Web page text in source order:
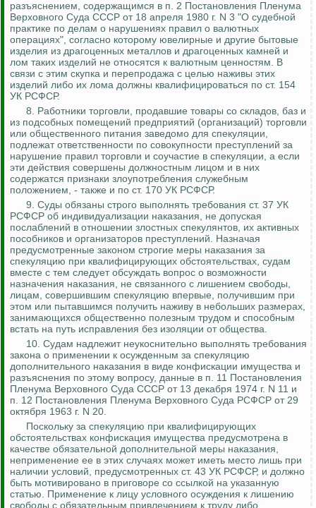
разъяснением, содержащимся в п. 2 Постановления Пленума
Верховного Суда СССР от 18 апреля 1980 г. N 3 "О судебной
практике по делам о нарушениях правил о валютных
операциях", согласно которому ювелирные и другие бытовые
изделия из драгоценных металлов и драгоценных камней и
лом таких изделий не относятся к валютным ценностям. В
связи с этим скупка и перепродажа с целью наживы этих
изделий либо их лома должны квалифицироваться по ст. 154
УК РСФСР.
8. Работники торговли, продавшие товары со складов, баз и
из подсобных помещений предприятий (организаций) торговли
или общественного питания заведомо для спекуляции,
подлежат ответственности по совокупности преступлений за
нарушение правил торговли и соучастие в спекуляции, а если
эти действия совершены должностным лицом и в них
содержатся признаки злоупотребления служебным
положением, - также и по ст. 170 УК РСФСР.
9. Суды обязаны строго выполнять требования ст. 37 УК
РСФСР об индивидуализации наказания, не допуская
послаблений в отношении злостных спекулянтов, их активных
пособников и организаторов преступлений. Назначая
предусмотренные законом строгие меры наказания за
спекуляцию при квалифицирующих обстоятельствах, судам
вместе с тем следует обсуждать вопрос о возможности
назначения наказания, не связанного с лишением свободы,
лицам, совершившим спекуляцию впервые, получившим при
этом или пытавшимся получить наживу в небольших размерах,
занимающихся общественно полезным трудом и способным
встать на путь исправления без изоляции от общества.
10. Судам надлежит неукоснительно выполнять требования
закона о применении к осужденным за спекуляцию
дополнительного наказания в виде конфискации имущества и
разъяснения по этому вопросу, данные в п. 11 Постановления
Пленума Верховного Суда СССР от 13 декабря 1974 г. N 11 и
п. 12 Постановления Пленума Верховного Суда РСФСР от 29
октября 1963 г. N 20.
Поскольку за спекуляцию при квалифицирующих
обстоятельствах конфискация имущества предусмотрена в
качестве обязательной дополнительной меры наказания,
неприменение ее в этих случаях может иметь место лишь при
наличии условий, предусмотренных ст. 43 УК РСФСР, и должно
быть мотивировано в приговоре со ссылкой на указанную
статью. Применение к лицу условного осуждения к лишению
свободы с обязательным привлечением к труду либо